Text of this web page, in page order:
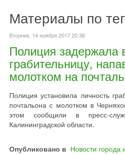
Материалы по
Вторник, 14 ноября 2017 20:36
Полиция задержала
грабительницу,
молотком на
Полиция установила личность
почтальона с молотком в
этом сообщили в пресс-
Калининградской области.
Опубликовано в Новости города